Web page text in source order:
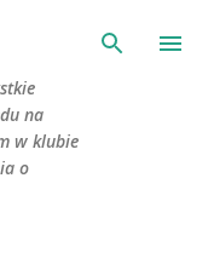
na
w klubie
o